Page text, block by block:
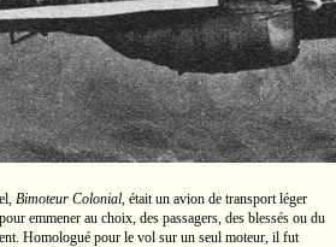
Bimoteur Colonial, était un avion de transport léger
emmener au choix, des passagers, des blessés ou du
Homologué pour le vol sur un seul moteur, il fut